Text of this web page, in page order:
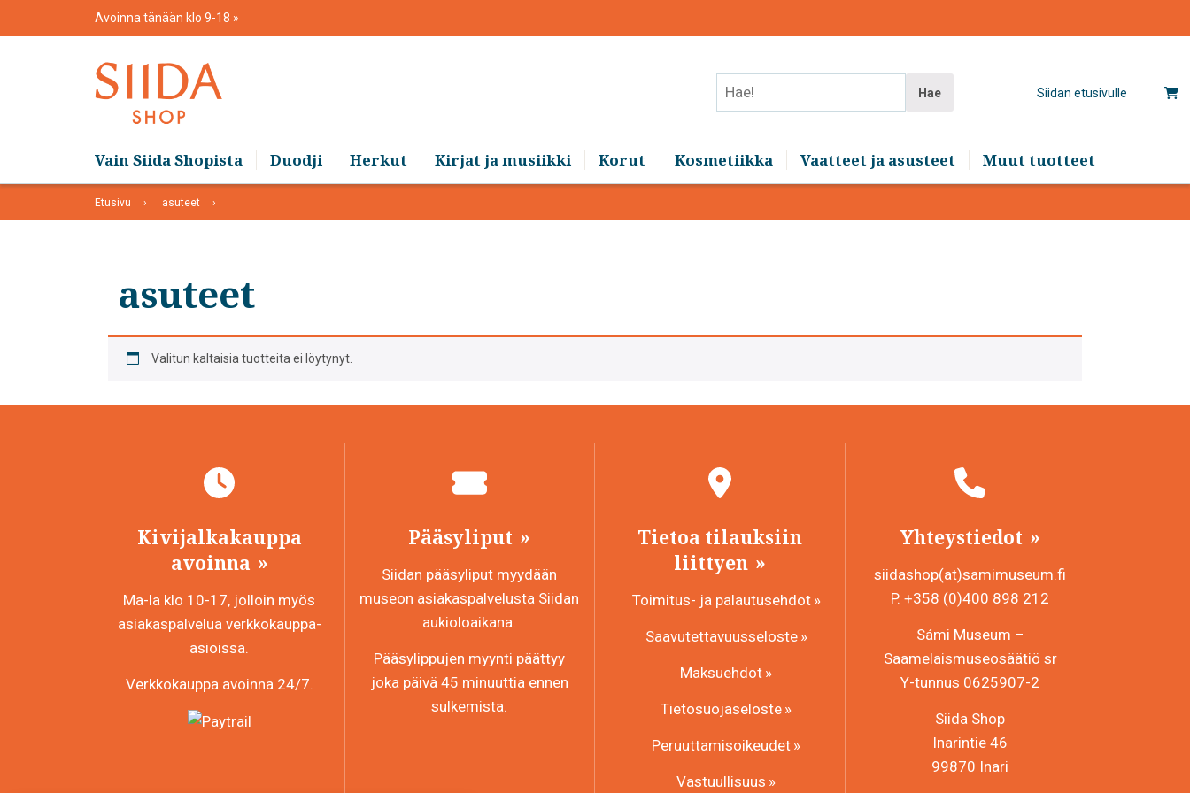
Avoinna tänään klo 9-18
Siidan etusivulle
Hae
Vain Siida Shopista Duodji Herkut Kirjat ja musiikki Korut Kosmetiikka Vaatteet ja asusteet Muut tuotteet
Etusivu asuteet
asuteet
Valitun kaltaisia tuotteita ei löytynyt.
Kivijalkakauppa
avoinna
Ma-la klo 10-17, jolloin myös
asiakaspalvelua verkkokauppa-
asioissa.
Verkkokauppa avoinna 24/7.
Pääsyliput
Siidan pääsyliput myydään
museon asiakaspalvelusta Siidan
aukioloaikana.
Pääsylippujen myynti päättyy
joka päivä 45 minuuttia ennen
sulkemista.
Tietoa tilauksiin
liittyen
Toimitus- ja palautusehdot
Saavutettavuusseloste
Maksuehdot
Tietosuojaseloste
Peruuttamisoikeudet
Vastuullisuus
Yhteystiedot
siidashop(at)samimuseum.fi
P. +358 (0)400 898 212
Sámi Museum –
Saamelaismuseosäätiö sr
Y-tunnus 0625907-2
Siida Shop
Inarintie 46
99870 Inari